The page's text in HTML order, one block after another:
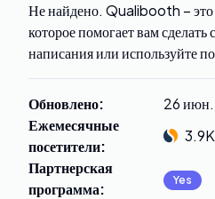
Не найдено. Qualibooth – это
которое помогает вам
написания или используйте
Обновлено:
26
Ежемесячные
посетители:
3.9K
Партнерская
программа: Yes